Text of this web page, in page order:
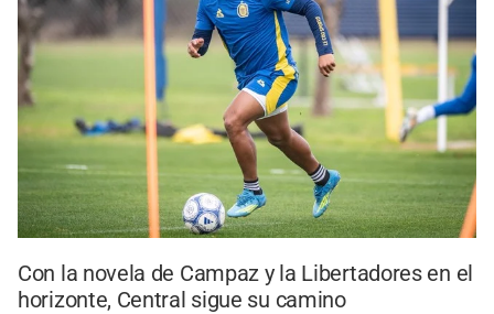
Con la novela de Campaz y la Libertadores en el
horizonte, Central sigue su camino